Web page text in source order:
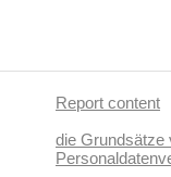
Report content
die Grundsätze